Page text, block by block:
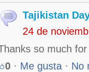
Tajikistan
24 de
so much
0 · Me gusta · No